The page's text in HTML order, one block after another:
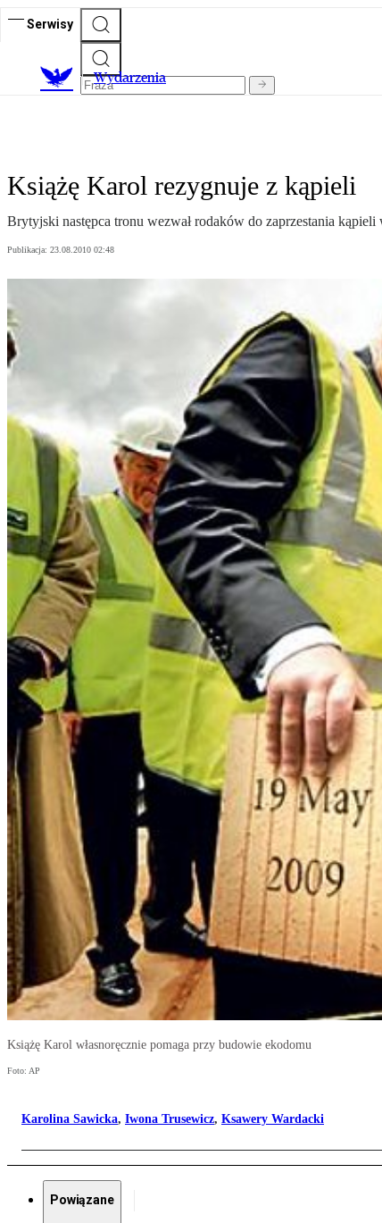
Serwisy
Wydarzenia
Książę Karol rezygnuje z kąpieli
Brytyjski następca tronu wezwał rodaków do zaprzestania
Publikacja: 23.08.2010 02:48
Książę Karol własnoręcznie pomaga przy budowie ekodomu
Foto: AP
Karolina Sawicka, Iwona Trusewicz, Ksawery Wardacki
Powiązane